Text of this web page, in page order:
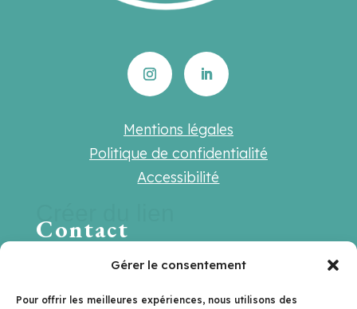
Gérer le consentement
Pour offrir les meilleures expériences, nous utilisons des
Mentions légales
Politique de confidentialité
Accessibilité
Contact
Une question ? Une suggestion ? Une